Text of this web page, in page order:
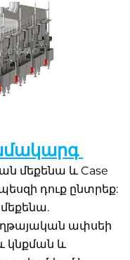
մեքենա և Case
ափսեի
կնքման և